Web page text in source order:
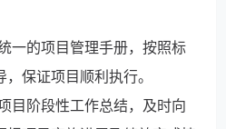
一的项目管理手册，按照标
保证项目顺利执行。
目阶段性工作总结，及时向